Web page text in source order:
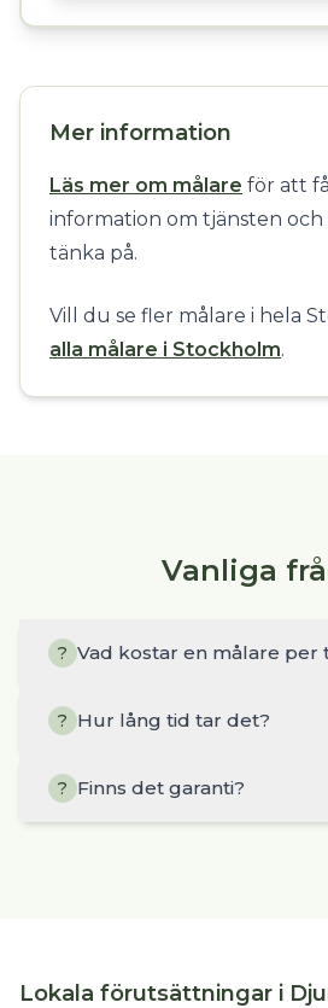
Mer information
Läs mer om målare för att
information om tjänsten
tänka på.
Vill du se fler målare i hela
alla målare i Stockholm.
Vanliga
? Vad kostar en målare per
? Hur lång tid tar det?
? Finns det garanti?
Lokala förutsättningar i